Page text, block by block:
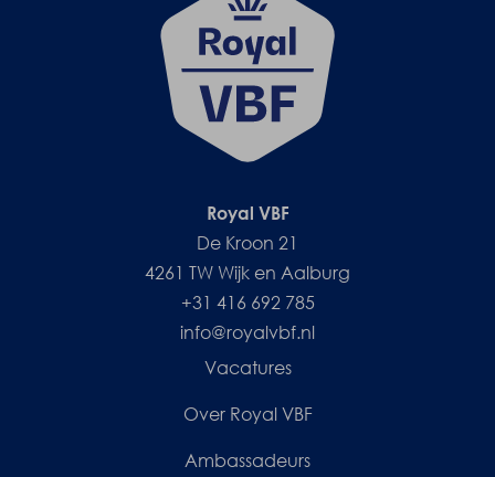
Royal VBF
De Kroon 21
4261 TW Wijk en Aalburg
+31 416 692 785
info@royalvbf.nl
Vacatures
Over Royal VBF
Ambassadeurs